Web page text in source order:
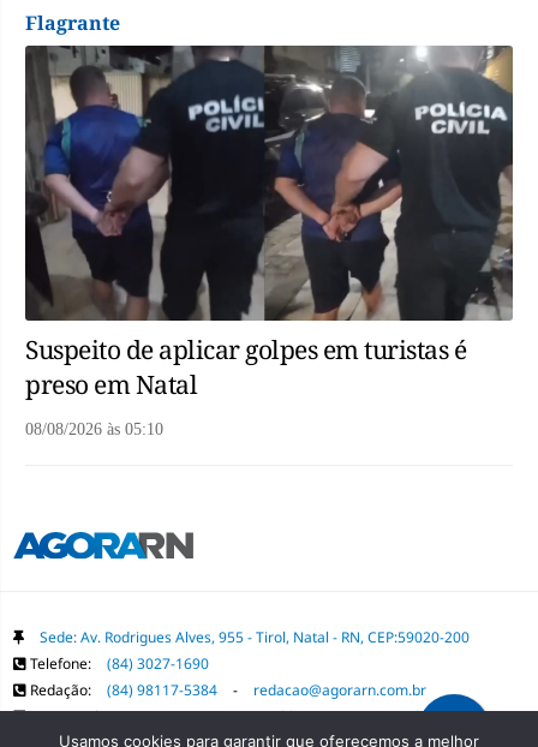
Flagrante
Suspeito de aplicar golpes em turistas é
preso em Natal
08/08/2026 às 05:10
Sede: Av. Rodrigues Alves, 955 - Tirol, Natal - RN, CEP:59020-200
Telefone:
(84) 3027-1690
Redação:
(84) 98117-5384 -
redacao@agorarn.com.br
Comercial: (84) 98117-1718 - publica@agorarn.com.br
Usamos cookies para garantir que oferecemos a melhor